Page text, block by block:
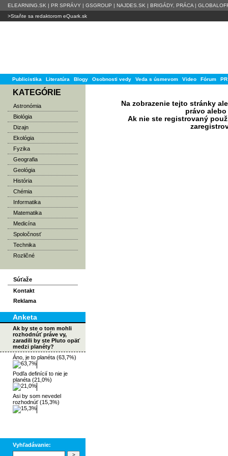
ELEARNING.SK | PR SPRÁVY | GSGROUP | NAJDES.SK | BRIGÁDY, PRÁCA |
>Staňte sa redaktorom eQuark.sk
Publicistika Literatúra Blogy Osobnosti vedy Veda s úsmevom Video Fórum
KATEGÓRIE
Astronómia
Biológia
Dizajn
Ekológia
Fyzika
Geografia
Geológia
História
Chémia
Informatika
Matematika
Medicína
Spoločnosť
Technika
Rozličné
Súťaže
Kontakt
Reklama
Anketa
Ak by ste o tom mohli
rozhodnúť práve vy,
zaradili by ste Pluto opäť
medzi planéty?
Áno, je to planéta (63,7%)
Podľa definícií to nie je
planéta (21,0%)
Asi by som nevedel
rozhodnúť (15,3%)
Vyhľadávanie:
Na zobrazenie tejto stránky
právo
Ak nie ste registrovaný